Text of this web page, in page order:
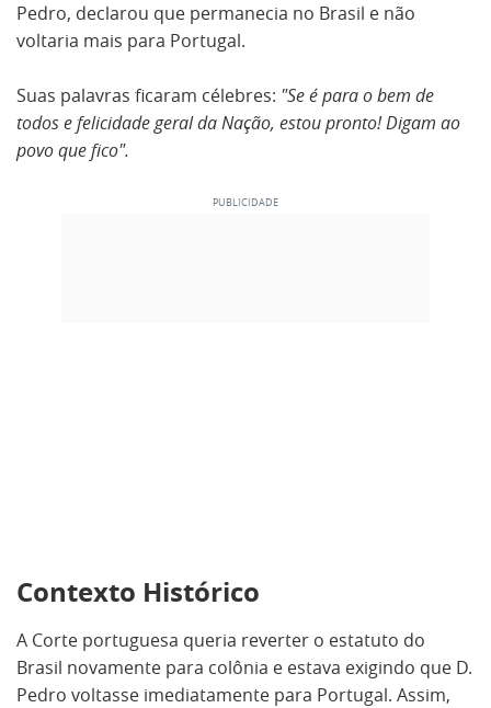
Pedro, declarou que permanecia no Brasil e não
voltaria mais para Portugal.
Suas palavras ficaram célebres: "Se é para o bem de
todos e felicidade geral da Nação, estou pronto! Digam ao
povo que fico".
Contexto Histórico
A Corte portuguesa queria reverter o estatuto do
Brasil novamente para colônia e estava exigindo que D.
Pedro voltasse imediatamente para Portugal. Assim,